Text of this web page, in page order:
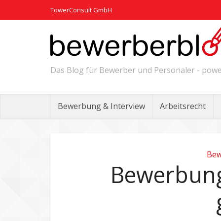
TowerConsult GmbH
Das Blog für Bewerber und Personaler -
Bewerbung & Interview Arbeitsrecht